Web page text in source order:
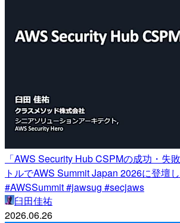
「AWS Security Hub CSPMの成功・失
トルでAWS Summit Japan 2026に登壇
#AWSSummit #jawsug #secjaws
臼田佳祐
2026.06.26